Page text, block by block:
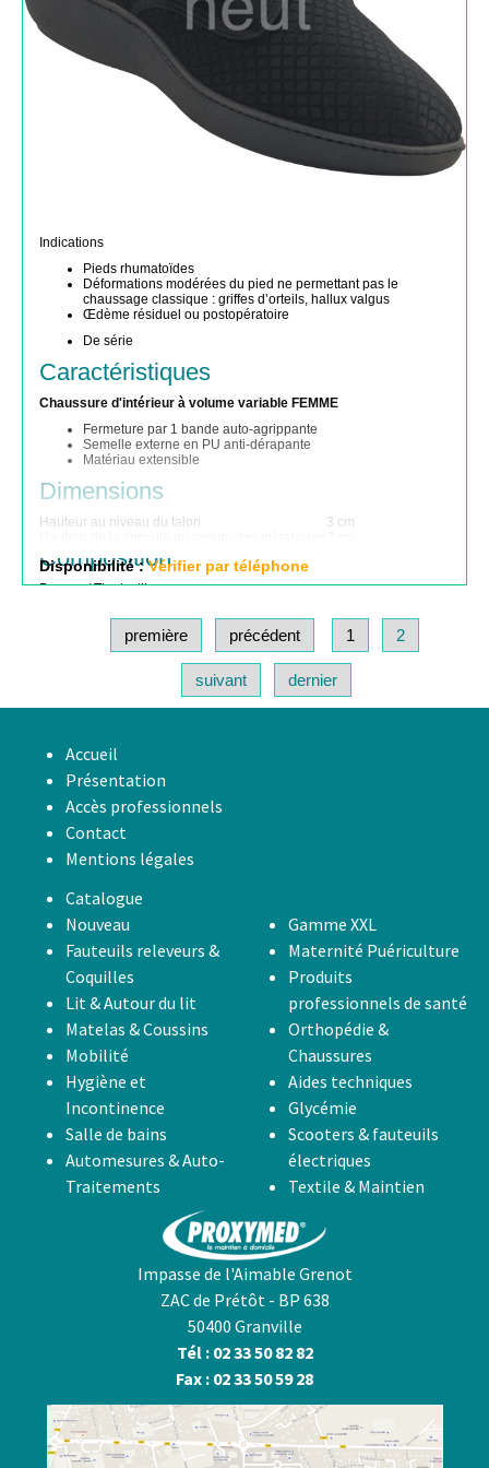
Indications
Pieds rhumatoïdes
Déformations modérées du pied ne permettant pas le
chaussage classique : griffes d’orteils, hallux valgus
Œdème résiduel ou postopératoire
De série
Caractéristiques
Chaussure d'intérieur à volume variable FEMME
Fermeture par 1 bande auto-agrippante
Semelle externe en PU anti-dérapante
Matériau extensible
Dimensions
Hauteur au niveau du talon
3 cm
Composition
Dessus / Tigetextile
Disponibilité : Vérifier par téléphone
première précédent 1 2
suivant dernier
Accueil
Présentation
Accès professionnels
Contact
Mentions légales
Catalogue
Nouveau
Fauteuils releveurs &
Coquilles
Lit & Autour du lit
Matelas & Coussins
Mobilité
Hygiène et
Incontinence
Salle de bains
Automesures & Auto-
Traitements
Gamme XXL
Maternité Puériculture
Produits
professionnels de santé
Orthopédie &
Chaussures
Aides techniques
Glycémie
Scooters & fauteuils
électriques
Textile & Maintien
Impasse de l'Aimable Grenot
ZAC de Prétôt - BP 638
50400 Granville
Tél : 02 33 50 82 82
Fax : 02 33 50 59 28